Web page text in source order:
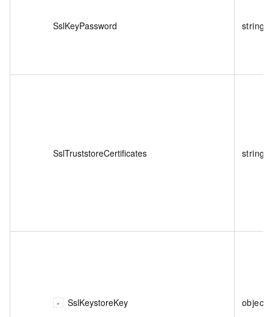
SslKeyPassword string
SslTruststoreCertificates string
SslKeystoreKey object